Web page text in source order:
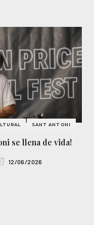
SANT ANTONI
se llena de vida!
12/06/2026